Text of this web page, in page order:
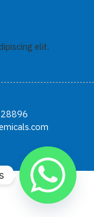
elit.